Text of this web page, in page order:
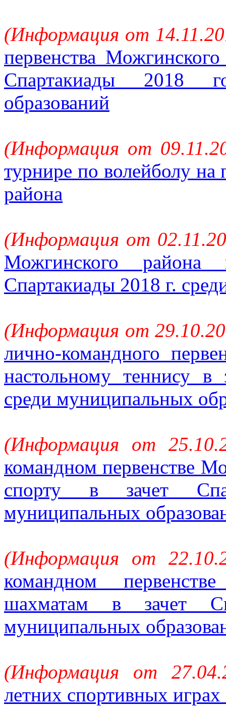
(Информация от
первенства
Спартакиады 2018
образований
(Информация от
турнире по волейболу
района
(Информация от
Можгинского
Спартакиады 2018 г.
(Информация от
лично-командного
настольному теннису в
среди муниципальных
(Информация от
командном первенстве
спорту в зачет
муниципальных
(Информация от
командном
шахматам в зачет
муниципальных
(Информация от
летних спортивных